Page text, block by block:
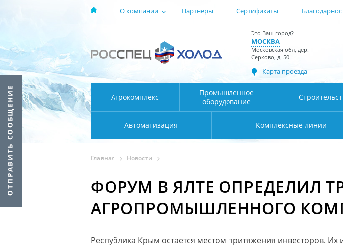
О компании Партнеры Сертификаты
Это Ваш город?
МОСКВА
Московская обл, дер.
Серково, д. 50
Карта проезда
Агрокомплекс
Промышленное
оборудование
Автоматизация Комплексные линии
Главная Новости
ФОРУМ В ЯЛТЕ ОПРЕДЕЛИЛ
АГРОПРОМЫШЛЕННОГО
Республика Крым остается местом притяжения инвесторов. Их